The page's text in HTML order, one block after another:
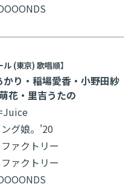
(東京) 歌唱順】
り・稲場愛香・小野田紗
花・里吉うたの
グ娘。'20
ァクトリー
ァクトリー